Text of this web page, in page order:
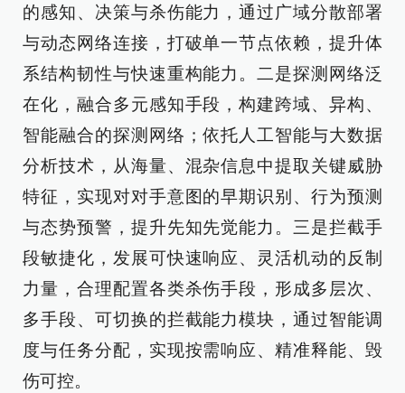
的感知、决策与杀伤能力，通过广域分散部署
与动态网络连接，打破单一节点依赖，提升体
系结构韧性与快速重构能力。二是探测网络泛
在化，融合多元感知手段，构建跨域、异构、
智能融合的探测网络；依托人工智能与大数据
分析技术，从海量、混杂信息中提取关键威胁
特征，实现对对手意图的早期识别、行为预测
与态势预警，提升先知先觉能力。三是拦截手
段敏捷化，发展可快速响应、灵活机动的反制
力量，合理配置各类杀伤手段，形成多层次、
多手段、可切换的拦截能力模块，通过智能调
度与任务分配，实现按需响应、精准释能、毁
伤可控。